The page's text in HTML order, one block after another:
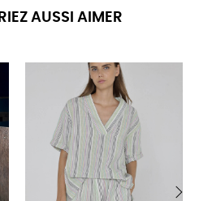
AUSSI AIMER